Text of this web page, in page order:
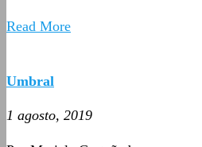
Read More
Umbral
1 agosto, 2019